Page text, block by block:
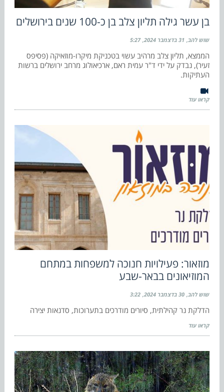
בן עשר גילה תליון צלב בן כ-100 שנים בירושלים
שוש להב 31 בדצמבר 2024 5:27
הממצא, תליון צלב מרהיב עשוי בטכניקת מיקרו-מוזאיקה (פסיפס
זעיר), נבדק על ידי ד"ר עמית ראם, ארכיאולוג מרחב ירושלים ברשות
העתיקות.
קראו עוד
מוזאור: פעילויות חנוכה למשפחות במתחם
המוזיאונים בבאר-שבע
שוש להב 30 בדצמבר 2024 3:22
הדלקת נר קהילתית, סיורים מודרכים בתערוכות, סדנאות יצירה
קראו עוד